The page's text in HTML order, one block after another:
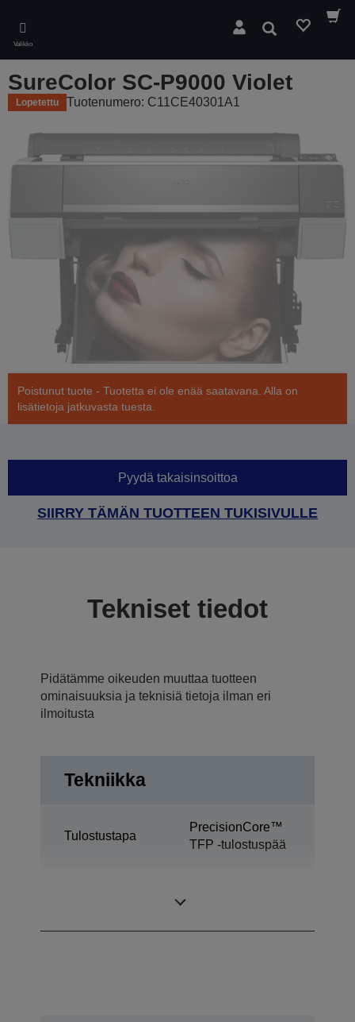
main
content
Valikko
Hae
SureColor SC-P9000 Violet
Lopetettu Tuotenumero: C11CE40301A1
Poistunut tuote - Tuotetta ei ole enää saatavana. Alla on
lisätietoja jatkuvasta tuesta.
Pyydä takaisinsoittoa
SIIRRY TÄMÄN TUOTTEEN TUKISIVULLE
Tekniset tiedot
Pidätämme oikeuden muuttaa tuotteen
ominaisuuksia ja teknisiä tietoja ilman eri
ilmoitusta
Tekniikka
Tulostustapa
PrecisionCore™
TFP -tulostuspää